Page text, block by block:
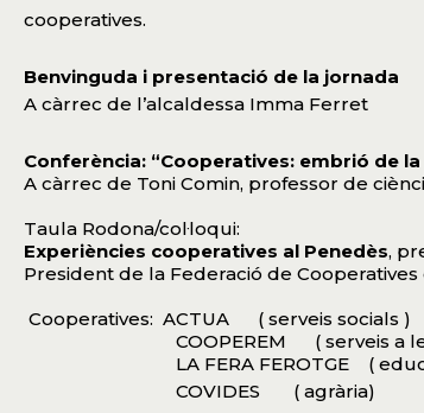
cooperatives.
Benvinguda i presentació de la jornada
A càrrec de l’alcaldessa Imma Ferret
Conferència: “Cooperatives: embrió de
A càrrec de Toni Comin, professor de
Taula Rodona/col·loqui:
Experiències cooperatives al Penedès,
President de la Federació de
Cooperatives: ACTUA
( serveis socials )
COOPEREM
( serveis a
LA FERA FEROTGE
(
COVIDES
( agrària)